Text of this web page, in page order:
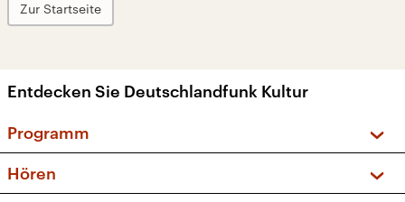
Zur Startseite
Entdecken Sie Deutschlandfunk Kultur
Programm
Sendungen und Podcasts
Hören